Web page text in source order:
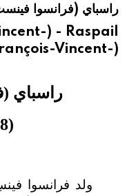
هيئة الموسوعة
راسباي (فرانسوا
) - Raspail
Vincent-)
راسباي
(1794-1878)
ولد فرانسوا